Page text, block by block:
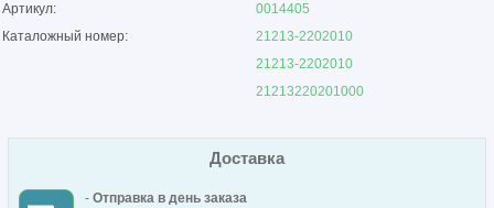
Артикул:
0014405
Каталожный номер:
21213-2202010
21213-2202010
21213220201000
Доставка
- Отправка в день заказа